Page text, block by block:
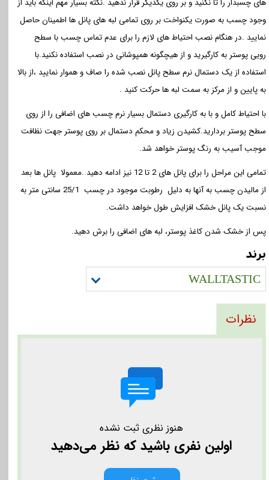
وجود چسب به صورت یکنواخت بر روی تمامی لبه های پانل ها اطمینان حاصل
نمایید .در هنگام نصب احتیاط های لازم را برای عدم تماس چسب با سطح
رویی پوستر به کارگیرید و از هیچگونه همپوشانی در نصب استفاده نکنید.با
استفاده از یک دستمال نرم سطح پانل نصب شده را صاف و هموار نمایید ،از بالا
به پایین و از مرکز به سمت لبه ها حرکت کنید .
با احتیاط کامل و با به کارگیری دستمال بسیار نرم چسب های اضافی را از روی
سطح پوستر بردارید.کشیدن زیاد و محکم دستمال بر روی پوستر جهت نظافت
موجب آسیب به رنگ پوستر خواهد شد.
تمامی این مراحل را برای پانل های 2 تا 12 نیز ادامه دهید .معمولا پانل ها بعد
از مالیدن چسب به آنها به دلیل رطوبت موجود در چسب 25/1 سانتی متر به
نسبت یک پانل خشک افزایش طول خواهد داشت.
پس از خشک شدن کاغذ پوستر، لبه های اضافی را برش دهید.
برند
WALLTASTIC
نظرات
هنوز نظری ثبت نشده
اولین نفری باشید که نظر می‌دهید